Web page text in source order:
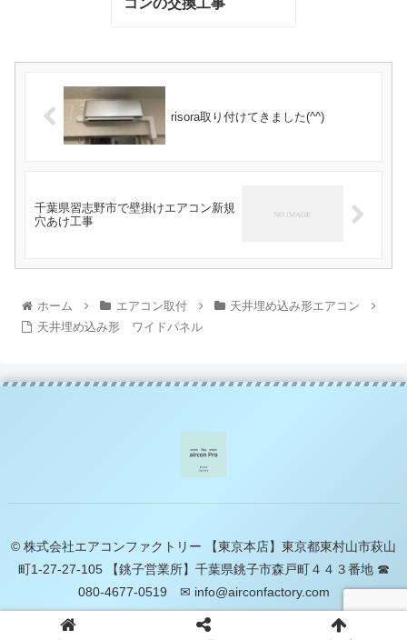
コンの交換工事
risora取り付けてきました(^^)
千葉県習志野市で壁掛けエアコン新規
穴あけ工事
ホーム エアコン取付
天井埋め込み形エアコン
天井埋め込み形 ワイドパネル
© 株式会社エアコンファクトリー 【東京本店】東京都東村山市萩山
町1-27-27-105 【銚子営業所】千葉県銚子市森戸町４４３番地 ☎
080-4677-0519 ✉ info@airconfactory.com